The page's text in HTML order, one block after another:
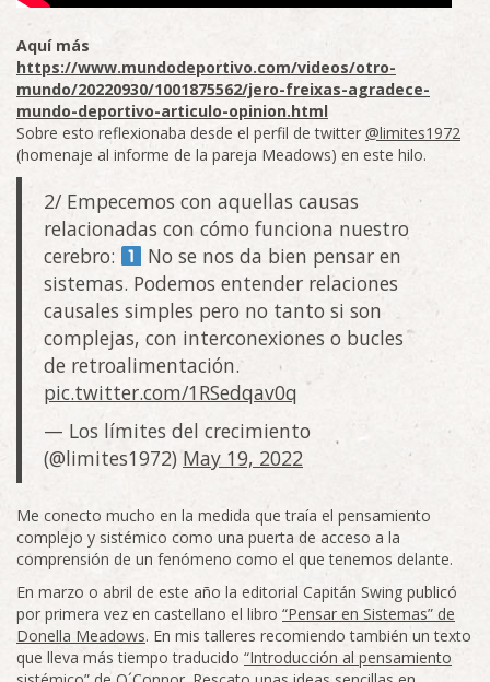
Aquí más
https://www.mundodeportivo.com/videos/otro-
mundo/20220930/1001875562/jero-freixas-agradece-
mundo-deportivo-articulo-opinion.html
Sobre esto reflexionaba desde el perfil de twitter @limites1972
(homenaje al informe de la pareja Meadows) en este hilo.
2/ Empecemos con aquellas causas
relacionadas con cómo funciona nuestro
cerebro:
No se nos da bien pensar en
sistemas. Podemos entender relaciones
causales simples pero no tanto si son
complejas, con interconexiones o bucles
de retroalimentación.
pic.twitter.com/1RSedqav0q
— Los límites del crecimiento
(@limites1972) May 19, 2022
Me conecto mucho en la medida que traía el pensamiento
complejo y sistémico como una puerta de acceso a la
comprensión de un fenómeno como el que tenemos delante.
En marzo o abril de este año la editorial Capitán Swing publicó
por primera vez en castellano el libro “Pensar en Sistemas” de
Donella Meadows. En mis talleres recomiendo también un texto
que lleva más tiempo traducido “Introducción al pensamiento